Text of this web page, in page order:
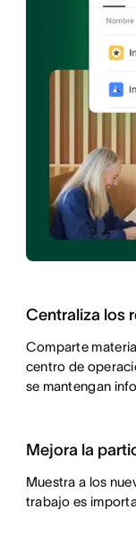
Centraliza los
Comparte
centro de
se mantengan
Mejora la
Muestra a los
trabajo es